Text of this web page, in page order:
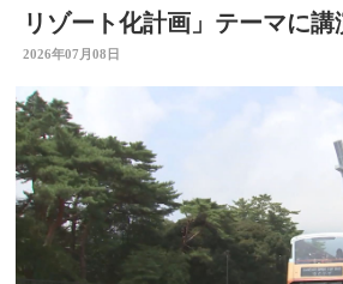
リゾート化計画」テーマに
客の呼び込みも 大分
2026年07月08日